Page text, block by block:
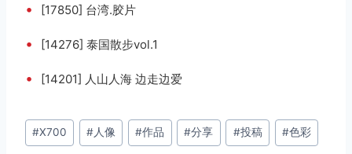
• [17850] 台湾.胶片
• [14276] 泰国散步vol.1
• [14201] 人山人海 边走边爱
文
章
#X700 #人像 #作品 #分享 #投稿 #色彩